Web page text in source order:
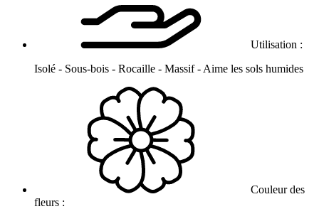
Utilisation :
Isolé - Sous-bois - Rocaille - Massif - Aime les sols humides
Couleur des
fleurs :